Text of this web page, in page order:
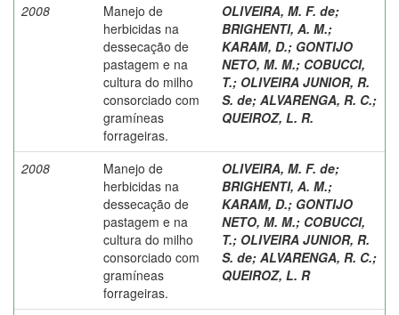
2008
Manejo de
herbicidas na
dessecação de
pastagem e na
cultura do milho
consorciado com
gramíneas
forrageiras.
OLIVEIRA, M. F. de;
BRIGHENTI, A. M.;
KARAM, D.; GONTIJO
NETO, M. M.; COBUCCI,
T.; OLIVEIRA JUNIOR, R.
S. de; ALVARENGA, R. C.;
QUEIROZ, L. R.
2008
Manejo de
herbicidas na
dessecação de
pastagem e na
cultura do milho
consorciado com
gramíneas
forrageiras.
OLIVEIRA, M. F. de;
BRIGHENTI, A. M.;
KARAM, D.; GONTIJO
NETO, M. M.; COBUCCI,
T.; OLIVEIRA JUNIOR, R.
S. de; ALVARENGA, R. C.;
QUEIROZ, L. R